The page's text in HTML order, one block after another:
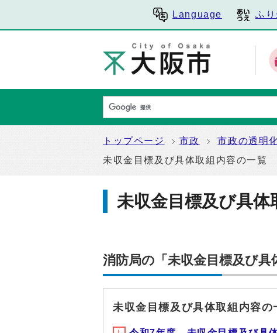
Language ふ
トップページ 市政 市政の透明
未収金目標及び具体取組内容の一覧
未収金目標及び具体
消防局の「未収金目標及び具
未収金目標及び具体取組内容の